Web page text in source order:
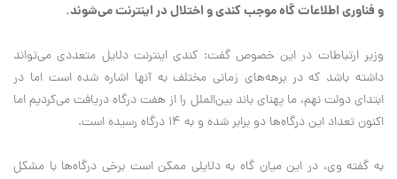
و فناوری اطلاعات گاه موجب کندی و اختلال در اینترنت می‌شوند.
وزیر ارتباطات در این خصوص گفت: کندی اینترنت دلایل متعددی می‌‌تواند
داشته باشد که در برهه‌های زمانی مختلف به آنها اشاره شده است اما در
ابتدای دولت نهم، ما پهنای باند بین‌الملل را از هفت درگاه دریافت می‌کردیم اما
اکنون تعداد این درگاه‌ها دو برابر شده و به ۱۴ درگاه رسیده است.
به گفته وی، در این میان گاه به دلایلی ممکن است برخی درگاه‌ها با مشکل